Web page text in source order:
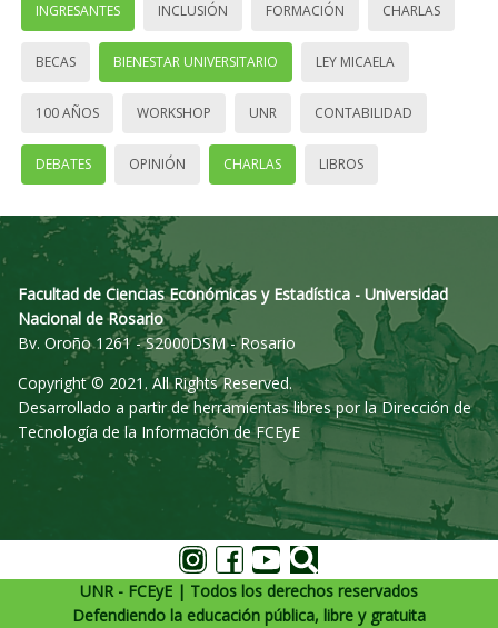
INGRESANTES INCLUSIÓN FORMACIÓN CHARLAS
BECAS BIENESTAR UNIVERSITARIO LEY MICAELA
100 AÑOS WORKSHOP UNR CONTABILIDAD
DEBATES OPINIÓN CHARLAS LIBROS
Facultad de Ciencias Económicas y Estadística - Universidad
Nacional de Rosario
Bv. Oroño 1261 - S2000DSM - Rosario
Copyright © 2021. All Rights Reserved.
Desarrollado a partir de herramientas libres por la Dirección de
Tecnología de la Información de FCEyE
UNR - FCEyE | Todos los derechos reservados
Defendiendo la educación pública, libre y gratuita